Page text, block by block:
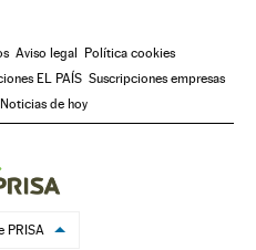
Aviso legal
Política cookies
EL PAÍS Suscripciones empresas
Noticias de hoy
PRISA